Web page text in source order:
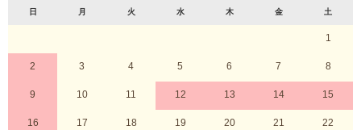
日 月 火 水 木 金 土
1
2 3 4 5 6 7 8
9 10 11 12 13 14 15
16 17 18 19 20 21 22